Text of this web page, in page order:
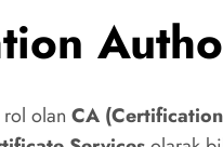
olan CA